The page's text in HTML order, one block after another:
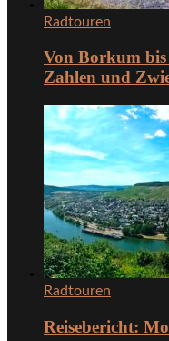
Radtouren
Von Borkum
Zahlen und
Radtouren
Reisebericht: